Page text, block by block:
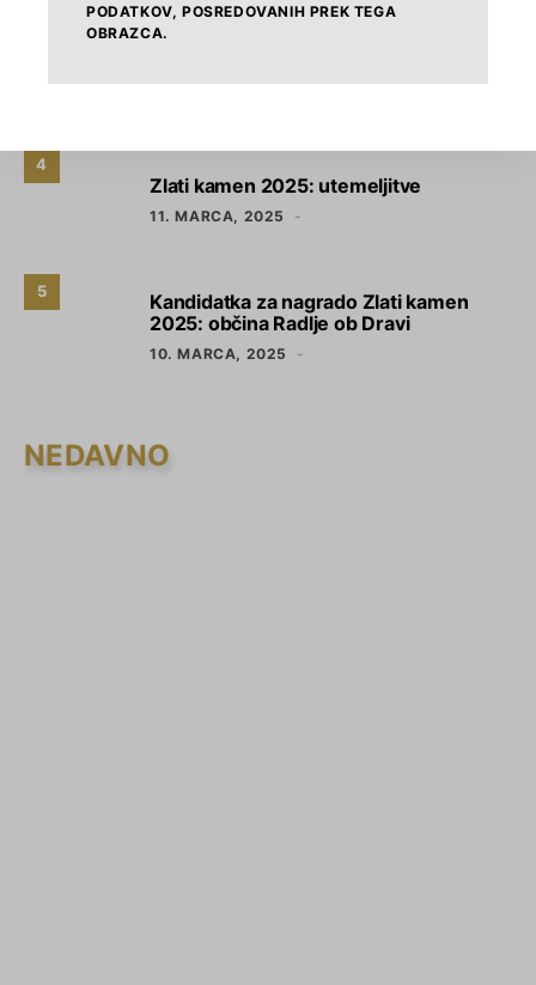
4
Zlati kamen 2025: utemeljitve
11. MARCA, 2025
5
Kandidatka za nagrado Zlati kamen
2025: občina Radlje ob Dravi
10. MARCA, 2025
NEDAVNO
PODATKOV, POSREDOVANIH PREK TEGA
OBRAZCA.